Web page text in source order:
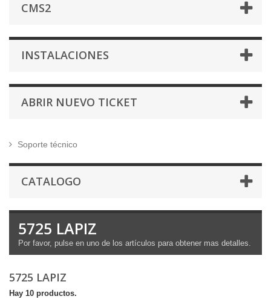
CMS2
INSTALACIONES
ABRIR NUEVO TICKET
Soporte técnico
CATALOGO
5725 LAPIZ
Por favor, pulse en uno de los artículos para obtener mas detalles.
5725 LAPIZ
Hay 10 productos.